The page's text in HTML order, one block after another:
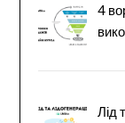
4
Лід